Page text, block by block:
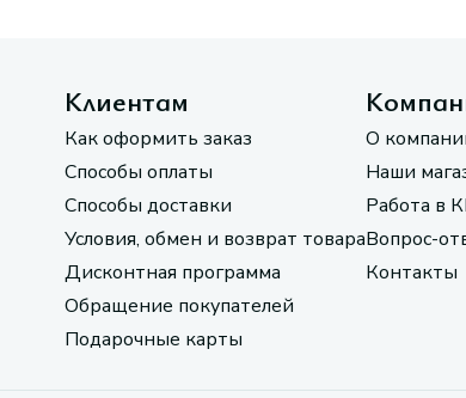
Клиентам
Как оформить заказ
Способы оплаты
Способы доставки
Условия, обмен и возврат товара
Дисконтная программа
Обращение покупателей
Подарочные карты
О
Наши
Работа в
Вопрос-
Контакты